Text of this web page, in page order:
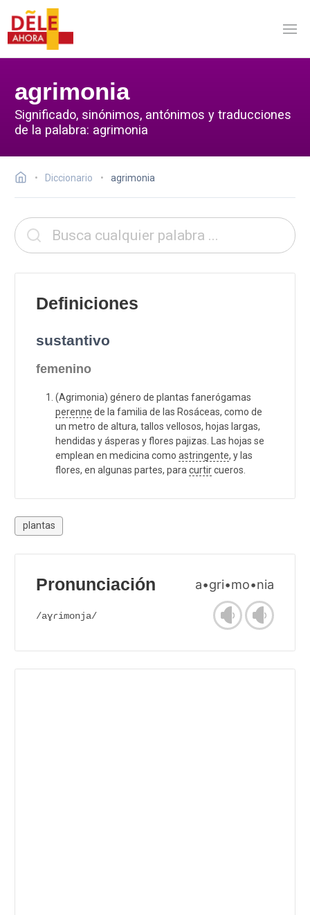
agrimonia
Significado, sinónimos, antónimos y traducciones
de la palabra: agrimonia
Diccionario agrimonia
Definiciones
sustantivo
femenino
(Agrimonia) género de plantas fanerógamas
perenne de la familia de las Rosáceas, como de
un metro de altura, tallos vellosos, hojas largas,
hendidas y ásperas y flores pajizas. Las hojas se
emplean en medicina como astringente, y las
flores, en algunas partes, para curtircueros.
plantas
Pronunciación a•gri•mo•nia
/aɣɾimonja/